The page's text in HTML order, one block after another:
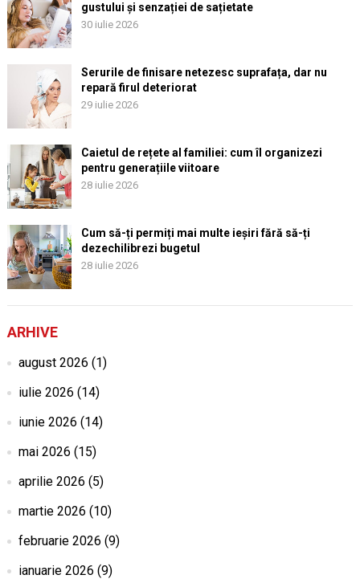
gustului și senzației de sațietate
30 iulie 2026
Serurile de finisare netezesc suprafața, dar nu
repară firul deteriorat
29 iulie 2026
Caietul de rețete al familiei: cum îl organizezi
pentru generațiile viitoare
28 iulie 2026
Cum să-ți permiți mai multe ieșiri fără să-ți
dezechilibrezi bugetul
28 iulie 2026
ARHIVE
august 2026 (1)
iulie 2026 (14)
iunie 2026 (14)
mai 2026 (15)
aprilie 2026 (5)
martie 2026 (10)
februarie 2026 (9)
ianuarie 2026 (9)